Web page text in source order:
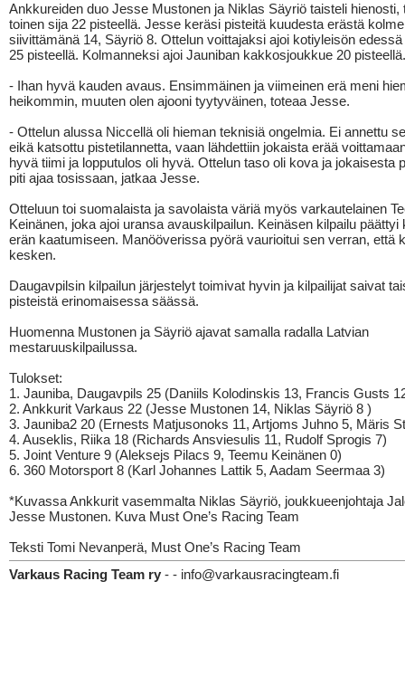
Ankkureiden duo Jesse Mustonen ja Niklas Säyriö taisteli hienosti,
toinen sija 22 pisteellä. Jesse keräsi pisteitä kuudesta erästä
siivittämänä 14, Säyriö 8. Ottelun voittajaksi ajoi kotiyleisön
25 pisteellä. Kolmanneksi ajoi Jauniban kakkosjoukkue 20 pisteellä.
- Ihan hyvä kauden avaus. Ensimmäinen ja viimeinen erä meni
heikommin, muuten olen ajooni tyytyväinen, toteaa Jesse.
- Ottelun alussa Niccellä oli hieman teknisiä ongelmia. Ei annettu
eikä katsottu pistetilannetta, vaan lähdettiin jokaista erää
hyvä tiimi ja lopputulos oli hyvä. Ottelun taso oli kova ja jokaisesta
piti ajaa tosissaan, jatkaa Jesse.
Otteluun toi suomalaista ja savolaista väriä myös varkautelainen
Keinänen, joka ajoi uransa avauskilpailun. Keinäsen kilpailu päättyi
erän kaatumiseen. Manööverissa pyörä vaurioitui sen verran, että
kesken.
Daugavpilsin kilpailun järjestelyt toimivat hyvin ja kilpailijat saivat
pisteistä erinomaisessa säässä.
Huomenna Mustonen ja Säyriö ajavat samalla radalla Latvian
mestaruuskilpailussa.
Tulokset:
1. Jauniba, Daugavpils 25 (Daniils Kolodinskis 13, Francis Gusts
2. Ankkurit Varkaus 22 (Jesse Mustonen 14, Niklas Säyriö 8 )
3. Jauniba2 20 (Ernests Matjusonoks 11, Artjoms Juhno 5, Märis
4. Auseklis, Riika 18 (Richards Ansviesulis 11, Rudolf Sprogis 7)
5. Joint Venture 9 (Aleksejs Pilacs 9, Teemu Keinänen 0)
6. 360 Motorsport 8 (Karl Johannes Lattik 5, Aadam Seermaa 3)
*Kuvassa Ankkurit vasemmalta Niklas Säyriö, joukkueenjohtaja
Jesse Mustonen. Kuva Must One’s Racing Team
Teksti Tomi Nevanperä, Must One’s Racing Team
Varkaus Racing Team ry - - info@varkausracingteam.fi